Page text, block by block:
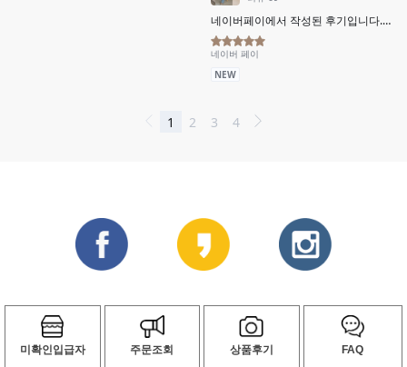
미확인입급자 주문조회 상품후기 FAQ